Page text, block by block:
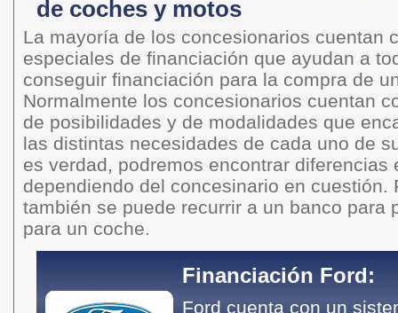
de coches y motos
La mayoría de los concesionarios cuentan
especiales de financiación que ayudan a
conseguir financiación para la compra de
Normalmente los concesionarios cuentan
de posibilidades y de modalidades que
las distintas necesidades de cada uno de
es verdad, podremos encontrar diferencias
dependiendo del concesinario en cuestión.
también se puede recurrir a un banco para
para un coche.
Financiación Ford:
Ford cuenta con un